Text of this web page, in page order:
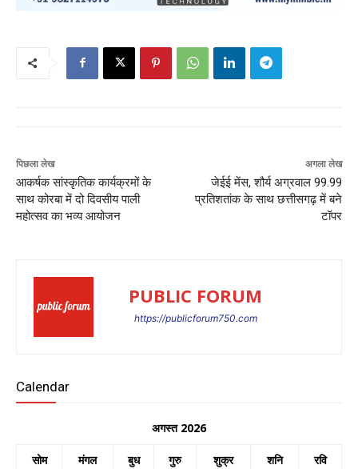
पिछला लेख
आकर्षक सांस्कृतिक कार्यक्रमों के
साथ कोरबा में दो दिवसीय पाली
महोत्सव का भव्य आयोजन
अगला लेख
जेईई मेंस, शौर्य अग्रवाल 99.99
प्रतिशतांक के साथ छत्तीसगढ़ में बने
टॉपर
PUBLIC FORUM
https://publicforum750.com
Calendar
अगस्त 2026
सोम मंगल बुध गुरु शुक्र शनि रवि